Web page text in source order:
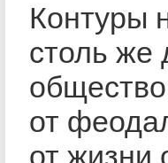
Контуры
столь же
от
от жизни